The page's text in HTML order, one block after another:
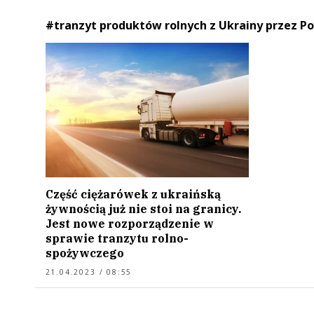
#tranzyt produktów rolnych z Ukrainy przez
Część ciężarówek z ukraińską
żywnością już nie stoi na granicy.
Jest nowe rozporządzenie w
sprawie tranzytu rolno-
spożywczego
21.04.2023 / 08:55